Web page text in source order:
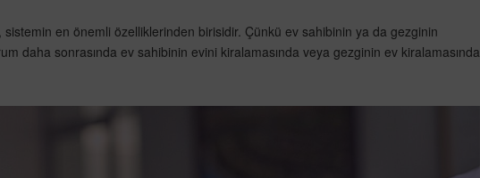
en önemli özelliklerinden birisidir. Çünkü ev sahibinin ya da gezginin
daha sonrasında ev sahibinin evini kiralamasında veya gezginin ev kiralamasında